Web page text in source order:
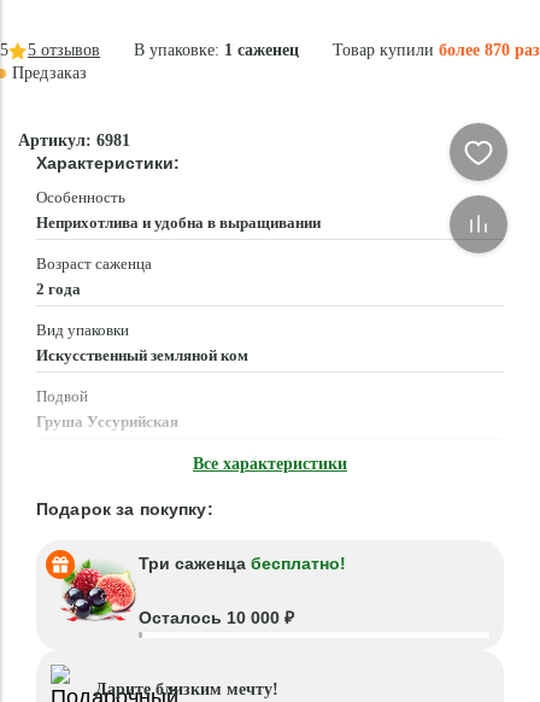
В упаковке: 1 саженец Товар купили более 870 раз
5 5 отзывов
Предзаказ
Артикул: 6981
Характеристики:
Особенность
Неприхотлива и удобна в выращивании
Возраст саженца
2 года
Вид упаковки
Искусственный земляной ком
Подвой
Груша Уссурийская
Все характеристики
Подарок за покупку:
Три саженца бесплатно!
Осталось 10 000 ₽
Дарите близким мечту!